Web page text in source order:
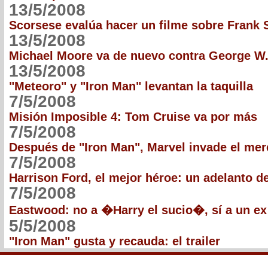
13/5/2008
Scorsese evalúa hacer un filme sobre Frank
13/5/2008
Michael Moore va de nuevo contra George
13/5/2008
"Meteoro" y "Iron Man" levantan la taquilla
7/5/2008
Misión Imposible 4: Tom Cruise va por más
7/5/2008
Después de "Iron Man", Marvel invade el
7/5/2008
Harrison Ford, el mejor héroe: un adelanto
7/5/2008
Eastwood: no a �Harry el sucio�, sí a un
5/5/2008
"Iron Man" gusta y recauda: el trailer